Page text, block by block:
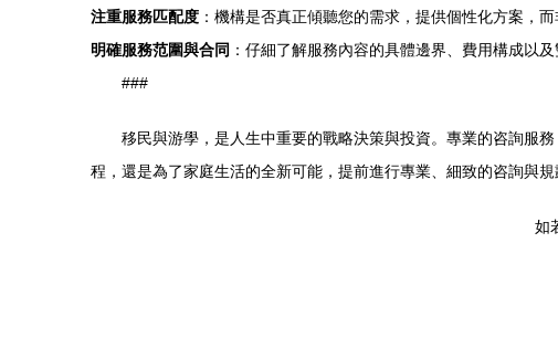
注重服務匹配度 ：機構是否真正傾聽您的需求，提供個性化方案，而
明確服務范圍與合同 ：仔細了解服務內容的具體邊界、費用構成以
###
移民與游學，是人生中重要的戰略決策與投資。專業的咨詢服
程，還是為了家庭生活的全新可能，提前進行專業、細致的咨詢與
如